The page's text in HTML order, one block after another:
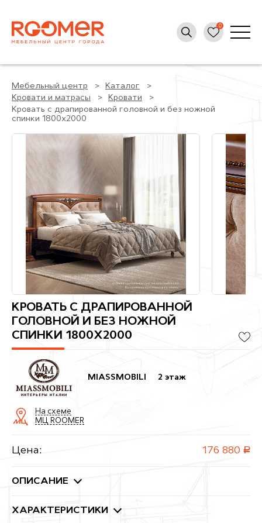
Мебельный центр
Каталог
Кровати и матрасы
Кровати
Кровать с драпированной головной и без ножной
спинки 1800x2000
КРОВАТЬ С ДРАПИРОВАННОЙ
ГОЛОВНОЙ И БЕЗ НОЖНОЙ
СПИНКИ 1800X2000
MIASSMOBILI 2 этаж
На схеме
МЦ ROOMER
Цена: 176 880 руб.
ОПИСАНИЕ
ХАРАКТЕРИСТИКИ